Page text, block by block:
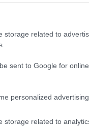
storage related to
sent to Google for
personalized advertising.
storage related to
proti gripi nas